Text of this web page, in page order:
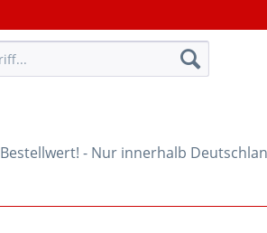
Bestellwert! - Nur innerhalb